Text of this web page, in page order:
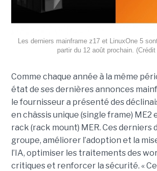
Les derniers mainframe z17 et LinuxOne 5
partir du 12 août prochain.
Comme chaque année à la même
état de ses dernières annonces
le fournisseur a présenté des
en châssis unique (single frame) ME2
rack (rack mount) MER. Ces derniers
groupe, améliorer l’adoption et la
l’IA, optimiser les traitements des
critiques et renforcer la sécurité. «